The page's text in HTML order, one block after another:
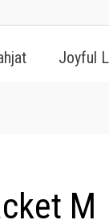
Joyful
M